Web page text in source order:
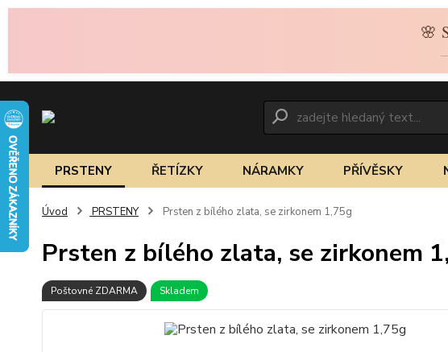
🌸
PRSTENY ŘETÍZKY NÁRAMKY PŘÍVĚSKY
Úvod PRSTENY Prsten z bílého zlata, se zirkonem 1,75g
Prsten z bílého zlata, se zirkonem
Poštovné ZDARMA Skladem